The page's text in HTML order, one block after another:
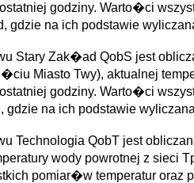
godziny. Warto�ci
na ich podstawie
Stary Zak�ad QobS jest
Miasto Twy), aktualnej
godziny. Warto�ci
na ich podstawie
Technologia QobT jest
wody powrotnej z
pomiar�w temperatur